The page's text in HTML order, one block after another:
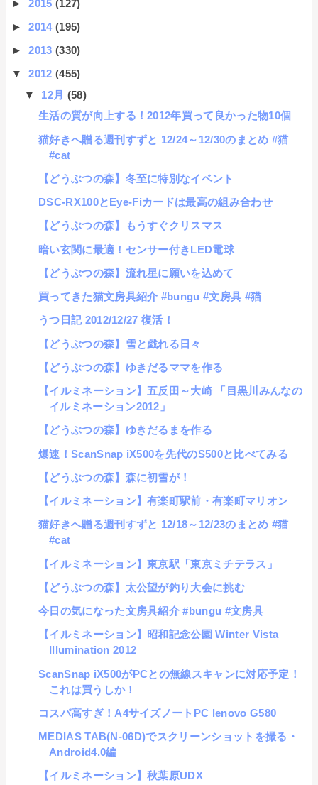
►2015(127)
►2014(195)
►2013(330)
▼2012(455)
▼ 12月 (58)
生活の質が向上する！2012年買って良かった物10個
猫好きへ贈る週刊すずと 12/24～12/30のまとめ #猫
#cat
【どうぶつの森】冬至に特別なイベント
DSC-RX100とEye-Fiカードは最高の組み合わせ
【どうぶつの森】もうすぐクリスマス
暗い玄関に最適！センサー付きLED電球
【どうぶつの森】流れ星に願いを込めて
買ってきた猫文房具紹介 #bungu #文房具 #猫
うつ日記 2012/12/27 復活！
【どうぶつの森】雪と戯れる日々
【どうぶつの森】ゆきだるママを作る
【イルミネーション】五反田～大崎 「目黒川みんなの
イルミネーション2012」
【どうぶつの森】ゆきだるまを作る
爆速！ScanSnap iX500を先代のS500と比べてみる
【どうぶつの森】森に初雪が！
【イルミネーション】有楽町駅前・有楽町マリオン
猫好きへ贈る週刊すずと 12/18～12/23のまとめ #猫
#cat
【イルミネーション】東京駅「東京ミチテラス」
【どうぶつの森】太公望が釣り大会に挑む
今日の気になった文房具紹介 #bungu #文房具
【イルミネーション】昭和記念公園 Winter Vista
Illumination 2012
ScanSnap iX500がPCとの無線スキャンに対応予定！
これは買うしか！
コスパ高すぎ！A4サイズノートPC lenovo G580
MEDIAS TAB(N-06D)でスクリーンショットを撮る・
Android4.0編
【イルミネーション】秋葉原UDX